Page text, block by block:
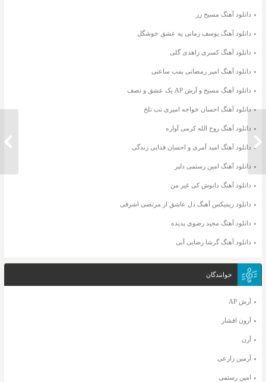
دانلود آهنگ مسیح رز
دانلود آهنگ یوسف زمانی یه عشق خوشگل
دانلود آهنگ کسری زاهدی گلی
دانلود آهنگ امیر رمضانی بمب ساعتی
دانلود آهنگ مسیح و آرش AP یک عشق و نصف
دانلود آهنگ احسان خواجه امیری تب تلخ
دانلود آهنگ روح الله کرمی آواره
دانلود آهنگ امید آمری و احسان فدایی زندگی
دانلود آهنگ امین رستمی دلبر
دانلود آهنگ دانوش کی غیر من
دانلود ریمیکس آهنگ دل عاشق از مرتضی اشرفی
دانلود آهنگ مجید رضوی پدیده
دانلود آهنگ گرشا رضایی آبی
خوانندگان
آرش AP
آرون افشار
آرن
آرمین زارعی
امین رستمی